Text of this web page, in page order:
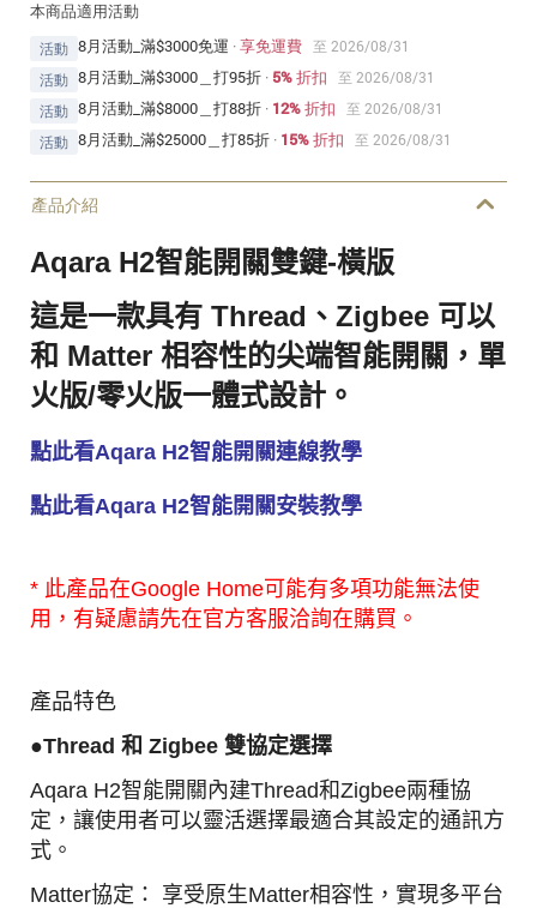
本商品適用活動
活動 8月活動_滿$3000免運 ·享免運費
至 2026/08/31
活動 8月活動_滿$3000＿打95折 · 5% 折扣
至 2026/08/31
活動 8月活動_滿$8000＿打88折 · 12% 折扣
至 2026/08/31
活動 8月活動_滿$25000＿打85折 · 15% 折扣 至 2026/08/31
產品介紹
Aqara H2智能開關雙鍵-橫版
這是一款具有 Thread、Zigbee 可以
和 Matter 相容性的尖端智能開關，單
火版/零火版一體式設計。
點此看Aqara H2智能開關連線教學
點此看Aqara H2智能開關安裝教學
* 此產品在Google Home可能有多項功能無法使
用，有疑慮請先在官方客服洽詢在購買。
產品特色
●Thread 和 Zigbee 雙協定選擇
Aqara H2智能開關內建Thread和Zigbee兩種協
定，讓使用者可以靈活選擇最適合其設定的通訊方
式。
Matter協定： 享受原生Matter相容性，實現多平台